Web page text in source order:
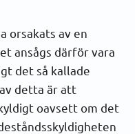
orsakats av en
ansågs därför vara
det så kallade
detta är att
oavsett om det